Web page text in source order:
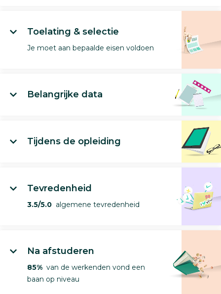
Toelating & selectie
Je moet aan bepaalde eisen voldoen
Belangrijke data
Tijdens de opleiding
Tevredenheid
3.5/5.0 algemene tevredenheid
Na afstuderen
85% van de werkenden vond een
baan op niveau